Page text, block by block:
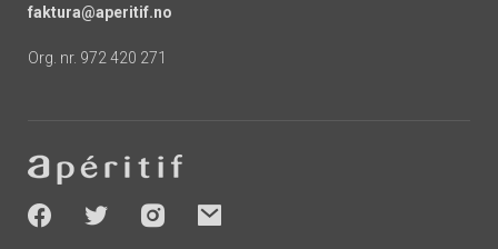
faktura@aperitif.no
Org. nr. 972 420 271
-
socials